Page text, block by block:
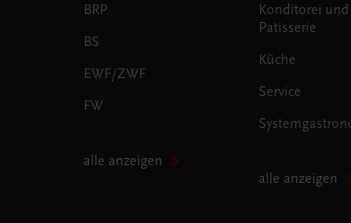
BRP
BS
EWF/ZWF
FW
alle anzeigen
Konditorei und
Patisserie
Küche
Service
alle anzeigen